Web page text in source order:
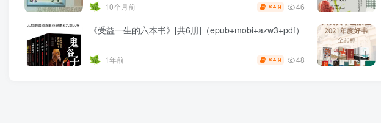
10个月前 ￥4.9 46
《受益一生的六本书》[共6册]（epub+mobi+azw3+pdf）
1年前 ￥4.9 48